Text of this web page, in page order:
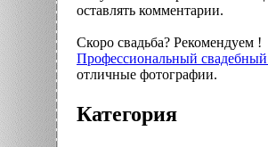
оставлять комментарии.
Скоро свадьба? Рекомендуем !
Профессиональный
отличные фотографии.
Категория